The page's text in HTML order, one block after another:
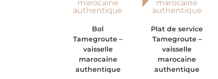
Bol
Tamegroute –
vaisselle
marocaine
authentique
Plat de service
Tamegroute –
vaisselle
marocaine
authentique